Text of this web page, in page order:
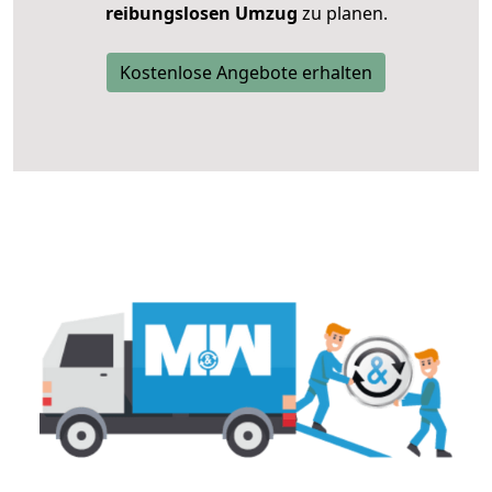
reibungslosen Umzug zu planen.
Kostenlose Angebote erhalten